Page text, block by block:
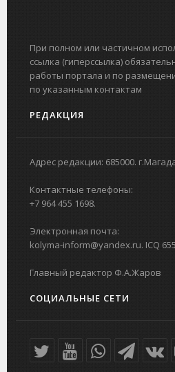
При полном или частичном
ссылка (гиперссылка)
работы портала и по
по указанным контактам
РЕДАКЦИЯ
Адрес редакции: 685000.
Контактные телефоны:
+7 964 455 1698.
Электронная почта:
kolyma-inform@yandex.ru. ICQ
Главный редактор Ф.А.Жаров
СОЦИАЛЬНЫЕ СЕТИ